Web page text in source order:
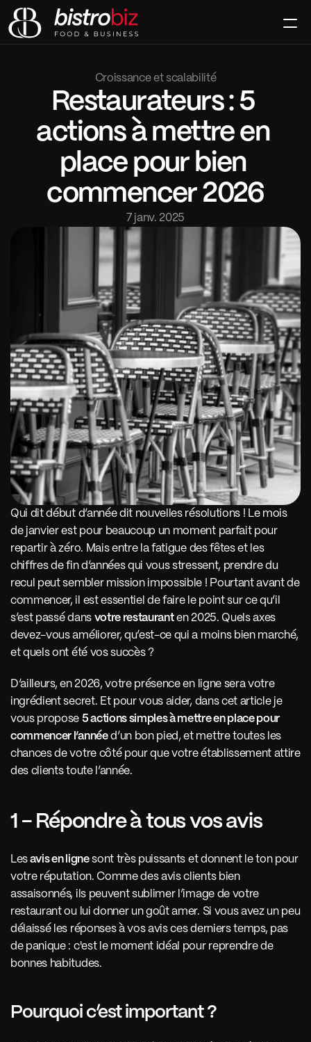
Rejoindre
Croissance et scalabilité
Restaurateurs : 5
actions à mettre en
place pour bien
commencer 2026
7 janv. 2025
Qui dit début d’année dit nouvelles résolutions ! Le mois
de janvier est pour beaucoup un moment parfait pour
repartir à zéro. Mais entre la fatigue des fêtes et les
chiffres de fin d’années qui vous stressent, prendre du
recul peut sembler mission impossible ! Pourtant avant de
commencer, il est essentiel de faire le point sur ce qu’il
s’est passé dans votre restaurant en 2025. Quels axes
devez-vous améliorer, qu’est-ce qui a moins bien marché,
et quels ont été vos succès ?
D’ailleurs, en 2026, votre présence en ligne sera votre
ingrédient secret. Et pour vous aider, dans cet article je
vous propose 5 actions simples à mettre en place pour
commencer l’année d’un bon pied, et mettre toutes les
chances de votre côté pour que votre établissement attire
des clients toute l’année.
1 - Répondre à tous vos avis
Les avis en ligne sont très puissants et donnent le ton pour
votre réputation. Comme des avis clients bien
assaisonnés, ils peuvent sublimer l’image de votre
restaurant ou lui donner un goût amer. Si vous avez un peu
délaissé les réponses à vos avis ces derniers temps, pas
de panique : c'est le moment idéal pour reprendre de
bonnes habitudes.
Pourquoi c’est important ?